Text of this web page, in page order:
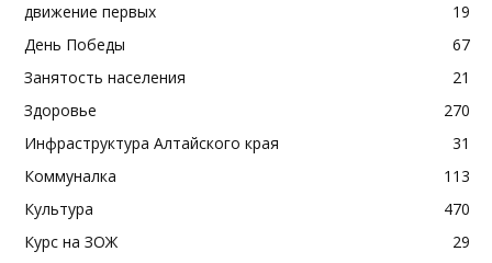
движение первых
19
День Победы
67
Занятость населения
21
Здоровье
270
Инфраструктура Алтайского края
31
Коммуналка
113
Культура
470
Курс на ЗОЖ
29